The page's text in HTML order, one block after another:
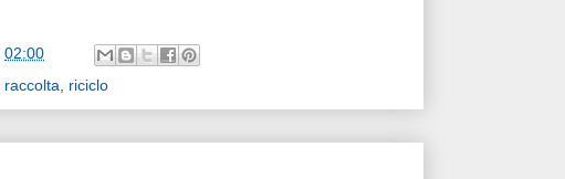
02:00
raccolta, riciclo